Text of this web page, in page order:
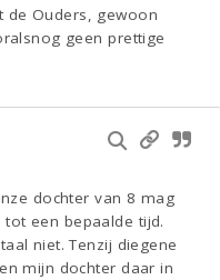
de Ouders, gewoon
geen prettige
dochter van 8 mag
een bepaalde tijd.
niet. Tenzij diegene
mijn dochter daar in